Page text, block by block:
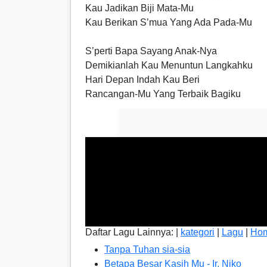
Kau Jadikan Biji Mata-Mu
Kau Berikan S’mua Yang Ada Pada-Mu
S’perti Bapa Sayang Anak-Nya
Demikianlah Kau Menuntun Langkahku
Hari Depan Indah Kau Beri
Rancangan-Mu Yang Terbaik Bagiku
Daftar Lagu Lainnya: | kategori Lagu
Tanpa Tuhan sia-sia
Betapa Besar Kasih Mu - Ir. Niko